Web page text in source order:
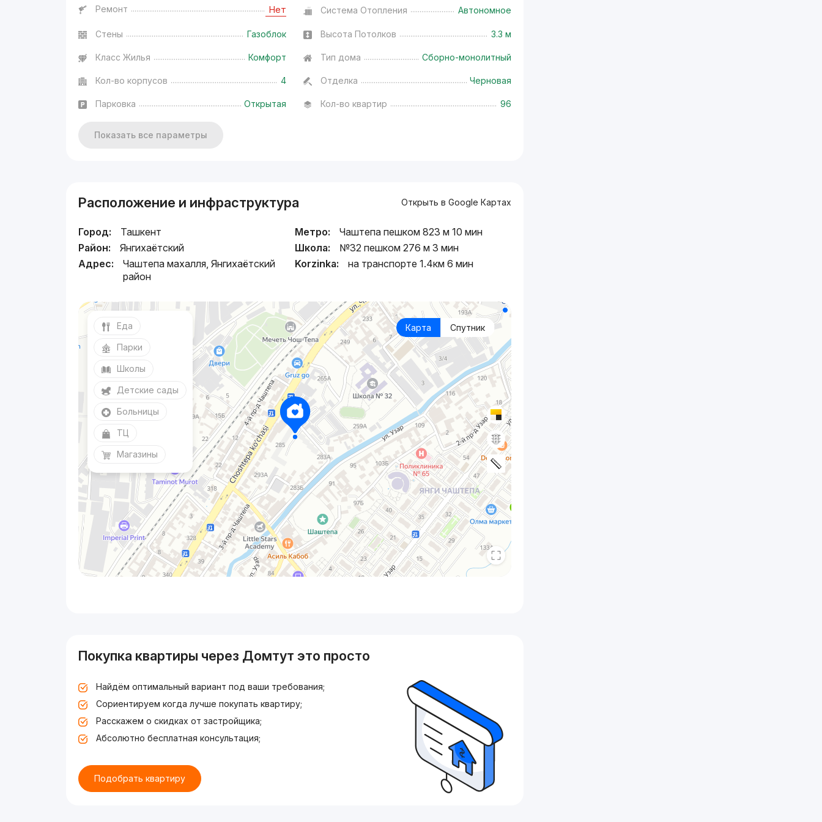
Ремонт Нет Система Отопления Автономное
Стены Газоблок Высота Потолков 3.3 м
Класс Жилья Комфорт Тип дома Сборно-монолитный
Кол-во корпусов 4 Отделка Черновая
Парковка Открытая Кол-во квартир 96
Показать все параметры
Расположение и инфраструктура Открыть в Google Картах
Город:
Ташкент
Район:
Янгихаётский
Адрес:
Чаштепа махалля, Янгихаётский
район
Метро:
Чаштепа пешком 823 м 10 мин
Школа:
№32 пешком 276 м 3 мин
Korzinka:
на транспорте 1.4км 6 мин
Карта Спутник
Еда
Парки
Школы
Детские сады
Больницы
ТЦ
Магазины
Покупка квартиры через Домтут это просто
Найдём оптимальный вариант под ваши требования;
Сориентируем когда лучше покупать квартиру;
Расскажем о скидках от застройщика;
Абсолютно бесплатная консультация;
Подобрать квартиру